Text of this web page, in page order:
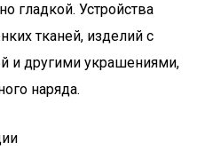
гладкой. Устройства
тканей, изделий с
и другими украшениями,
наряда.